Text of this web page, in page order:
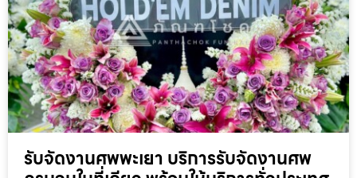
รับจัดงานศพพะเยา บริการรับจัดงานศพ